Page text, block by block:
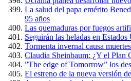
La salud del papa emérito
95 años
Las quemaduras por fuegos
Seguirán las heladas en Estados
Tormenta invernal causa
Claudia Sheinbaum: ¿Y el Plan
”The edge of Tomorrow” los
El estreno de la nueva versión